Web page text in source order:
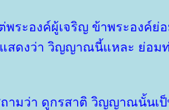
ระองค์ผู้เจริญ ข้าพระองค์ย่
สดงว่า วิญญาณนี้แหละ ย่อมท่
ามว่า ดูกรสาติ วิญญาณนั้นเป็